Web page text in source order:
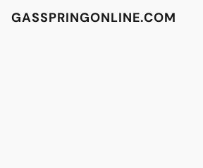
GASSPRINGONLINE.COM